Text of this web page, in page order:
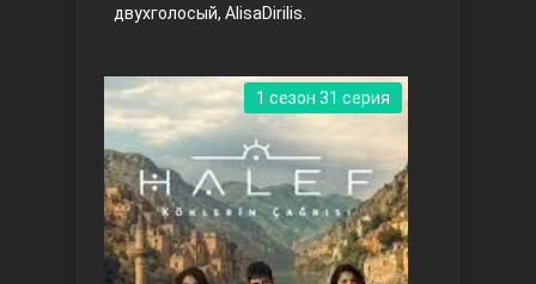
Ветреный холм
двухголосый, AlisaDirilis.
1 сезон 31 серия